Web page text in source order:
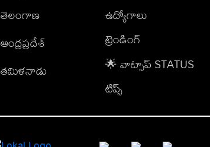
తెలంగాణ
ఆంధ్రప్రదేశ్
తమిళనాడు
ఉద్యోగాలు
ట్రెండింగ్
🌟 వాట్సాప్ STATUS
టిప్స్